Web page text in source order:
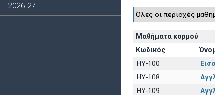
2026-27
Μαθήματα κορμού
Κωδικός
HY-100
HY-108
HY-109